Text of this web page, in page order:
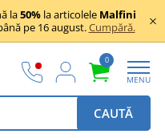
la50% la articolele Malfini
pe 16 august.Cumpără.
0
MENU
CAUTĂ